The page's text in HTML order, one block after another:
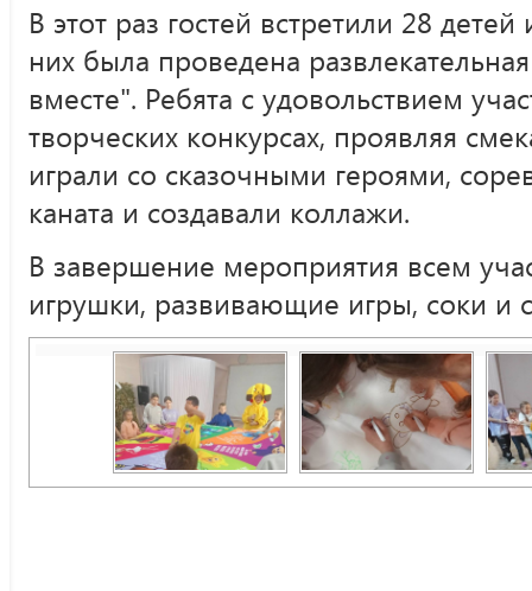
В этот раз гостей встретили 28
них была проведена
вместе". Ребята с удовольствием
творческих конкурсах, проявляя
играли со сказочными героями,
каната и создавали коллажи.
В завершение мероприятия всем
игрушки, развивающие игры, соки и